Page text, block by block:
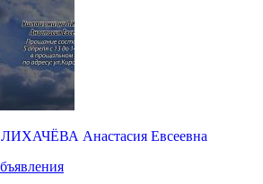
Анастасия Евсеевна